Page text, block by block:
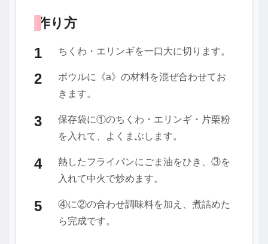
作り方
ちくわ・エリンギを一口大に切ります。
ボウルに《a》の材料を混ぜ合わせてお
きます。
保存袋に①のちくわ・エリンギ・片栗粉
を入れて、よくまぶします。
熱したフライパンにごま油をひき、③を
入れて中火で炒めます。
④に②の合わせ調味料を加え、煮詰めた
ら完成です。